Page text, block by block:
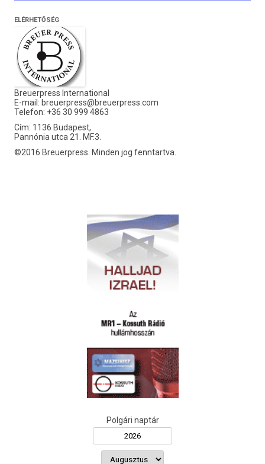
ELÉRHETŐSÉG
Breuerpress International
E-mail: breuerpress@breuerpress.com
Telefon: +36 30 999 4863
Cím: 1136 Budapest,
Pannónia utca 21. MF.3.
©2016 Breuerpress. Minden jog fenntartva.
Polgári naptár